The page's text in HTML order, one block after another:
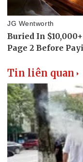
Lịch thi đấu bóng đá
Thế giới thể thao
eSports
Hậu trường
Tin liên quan